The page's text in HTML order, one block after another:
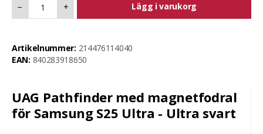
UAG Pathfinder med magnetfodral
för Samsung S25 Ultra - Ultra svart
− + Lägg i varukorg
Artikelnummer: 214476114040
EAN: 840283918650